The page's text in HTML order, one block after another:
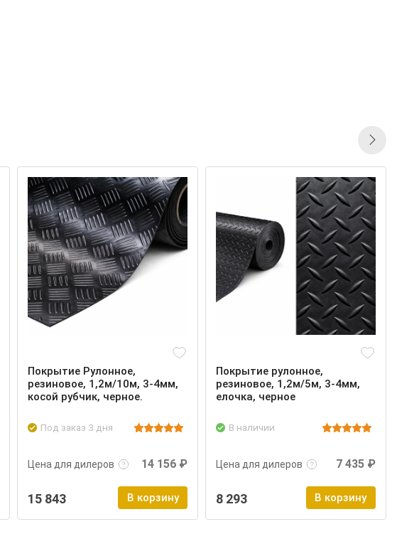
Покрытие Рулонное,
резиновое, 1,2м/10м, 3-4мм,
косой рубчик, черное.
Под заказ 3 дня
Цена для дилеров
Подробнее Войти
14 156 ₽
15 843 В корзину
Покрытие рулонное,
резиновое, 1,2м/5м, 3-4мм,
елочка, черное
В наличии
Цена для дилеров
Подробнее Войти
7 435 ₽
8 293 В корзину